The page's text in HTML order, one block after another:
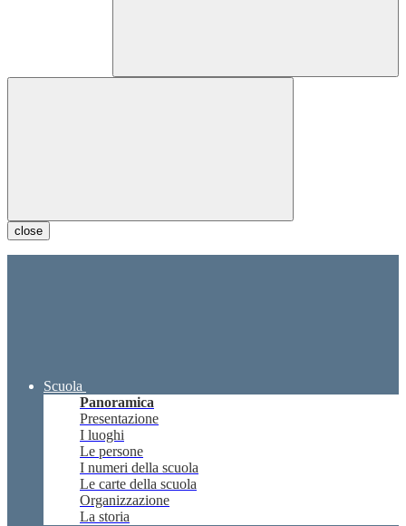
close
Scuola
Panoramica
Presentazione
I luoghi
Le persone
I numeri della scuola
Le carte della scuola
Organizzazione
La storia